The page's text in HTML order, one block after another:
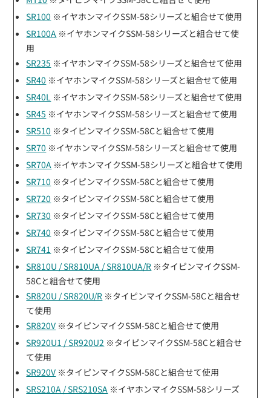
SR100 ※イヤホンマイクSSM-58シリーズと組合せて使用
SR100A ※イヤホンマイクSSM-58シリーズと組合せて使
用
SR235 ※イヤホンマイクSSM-58シリーズと組合せて使用
SR40 ※イヤホンマイクSSM-58シリーズと組合せて使用
SR40L ※イヤホンマイクSSM-58シリーズと組合せて使用
SR45 ※イヤホンマイクSSM-58シリーズと組合せて使用
SR510 ※タイピンマイクSSM-58Cと組合せて使用
SR70 ※イヤホンマイクSSM-58シリーズと組合せて使用
SR70A ※イヤホンマイクSSM-58シリーズと組合せて使用
SR710 ※タイピンマイクSSM-58Cと組合せて使用
SR720 ※タイピンマイクSSM-58Cと組合せて使用
SR730 ※タイピンマイクSSM-58Cと組合せて使用
SR740 ※タイピンマイクSSM-58Cと組合せて使用
SR741 ※タイピンマイクSSM-58Cと組合せて使用
SR810U / SR810UA / SR810UA/R ※タイピンマイクSSM-
58Cと組合せて使用
SR820U / SR820U/R ※タイピンマイクSSM-58Cと組合せ
て使用
SR820V ※タイピンマイクSSM-58Cと組合せて使用
SR920U1 / SR920U2 ※タイピンマイクSSM-58Cと組合せ
て使用
SR920V ※タイピンマイクSSM-58Cと組合せて使用
SRS210A / SRS210SA ※イヤホンマイクSSM-58シリーズ